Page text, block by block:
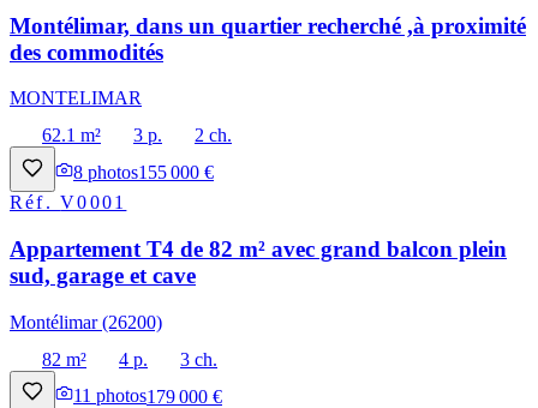
Montélimar, dans un quartier recherché ,à proximité
des commodités
MONTELIMAR
62.1 m²
3 p.
2 ch.
8 photos155 000 €
Réf.V0001
Appartement T4 de 82 m² avec grand balcon plein
sud, garage et cave
Montélimar (26200)
82 m²
4 p.
3 ch.
11 photos179 000 €